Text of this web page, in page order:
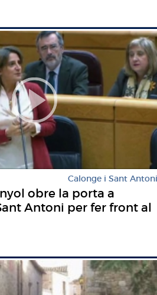
Calonge i Sant Antoni
obre la porta a
Antoni per fer front al